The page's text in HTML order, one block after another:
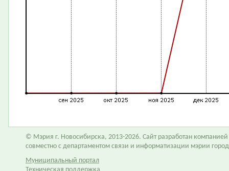
© Мэрия г. Новосибирска, 2013-2026. Сайт разработан компанией
совместно с департаментом связи и информатизации мэрии
Муниципальный портал